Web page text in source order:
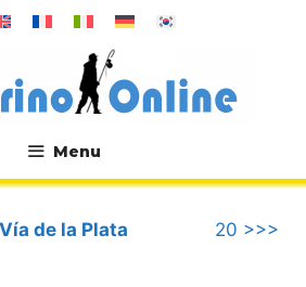
Menu
Vía de la Plata 20 >>>